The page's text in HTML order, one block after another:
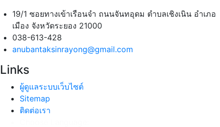
19/1 ซอยทางเข้าเรือนจำ ถนนจันทอุดม ตำบลเชิงเนิน อำเภอ
เมือง จังหวัดระยอง 21000
038-613-428
anubantaksinrayong@gmail.com
Links
ผู้ดูแลระบบเว็บไซต์
Sitemap
ติดต่อเรา